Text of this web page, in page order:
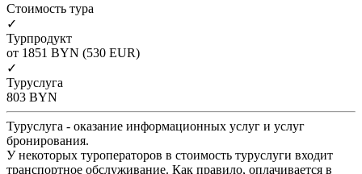
Cтоимость тура
✓
Турпродукт
от 1851 BYN (530 EUR)
✓
Туруслуга
803 BYN
Туруслуга - оказание информационных услуг и услуг
бронирования.
У некоторых туроператоров в стоимость туруслуги входит
транспортное обслуживание. Как правило, оплачивается в